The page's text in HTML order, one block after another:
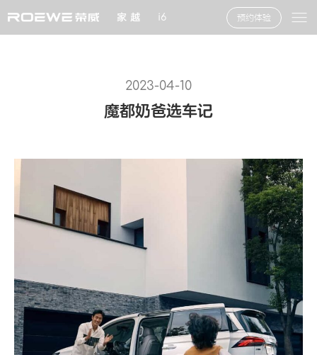
家 越 i6 预约体验
2023-04-10
魔都奶爸选车记